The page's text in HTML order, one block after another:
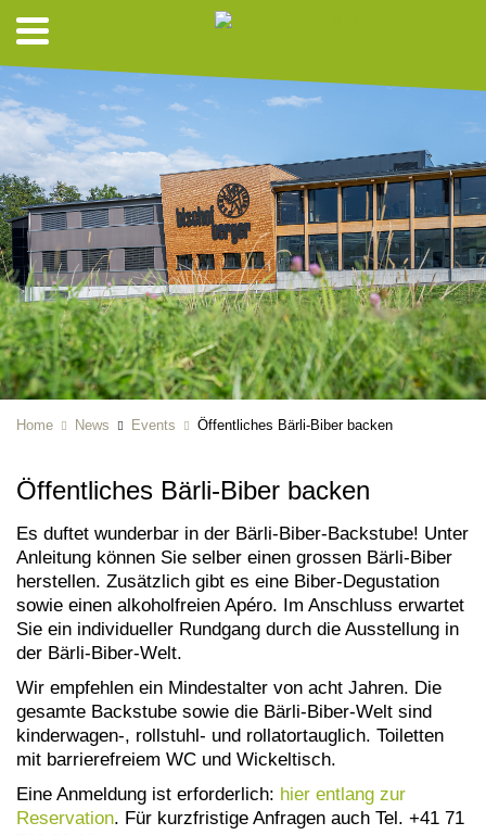
Home News Events Öffentliches Bärli-Biber backen
Öffentliches Bärli-Biber backen
Es duftet wunderbar in der Bärli-Biber-Backstube! Unter
Anleitung können Sie selber einen grossen Bärli-Biber
herstellen. Zusätzlich gibt es eine Biber-Degustation
sowie einen alkoholfreien Apéro. Im Anschluss erwartet
Sie ein individueller Rundgang durch die Ausstellung in
der Bärli-Biber-Welt.
Wir empfehlen ein Mindestalter von acht Jahren. Die
gesamte Backstube sowie die Bärli-Biber-Welt sind
kinderwagen-, rollstuhl- und rollatortauglich. Toiletten
mit barrierefreiem WC und Wickeltisch.
Eine Anmeldung ist erforderlich: hier entlang zur
Reservation . Für kurzfristige Anfragen auch Tel. +41 71